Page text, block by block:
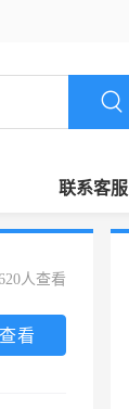
联系客服
人查看
看